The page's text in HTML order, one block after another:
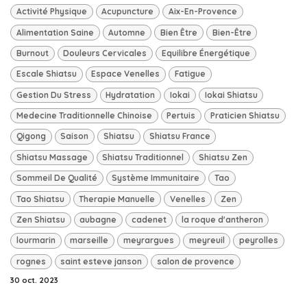
Activité Physique Acupuncture Aix-En-Provence
Alimentation Saine Automne Bien Être Bien-Être
Burnout Douleurs Cervicales Equilibre Énergétique
Escale Shiatsu Espace Venelles Fatigue
Gestion Du Stress Hydratation Iokai Iokai Shiatsu
Medecine Traditionnelle Chinoise Pertuis Praticien Shiatsu
Qigong Saison Shiatsu Shiatsu France
Shiatsu Massage Shiatsu Traditionnel Shiatsu Zen
Sommeil De Qualité Système Immunitaire Tao
Tao Shiatsu Therapie Manuelle Venelles Zen
Zen Shiatsu aubagne cadenet la roque d'antheron
lourmarin marseille meyrargues meyreuil peyrolles
rognes saint esteve janson salon de provence
30 oct. 2023